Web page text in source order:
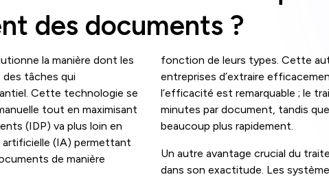
des documents ?
la manière dont les
tâches qui
Cette technologie se
tout en maximisant
(IDP) va plus loin en
artificielle (IA) permettant
de manière
fonction de leurs types. Cette
entreprises d’extraire
l’efficacité est remarquable ; le
minutes par document, tandis
beaucoup plus rapidement.
Un autre avantage crucial du
dans son exactitude. Les